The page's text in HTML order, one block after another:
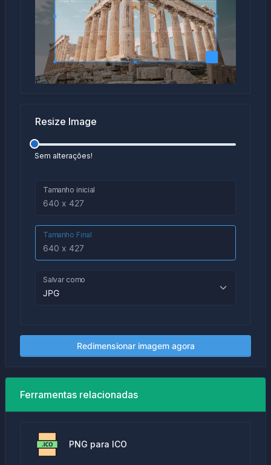
Resize Image
Sem alterações!
Tamanho inicial
Tamanho Final
Salvar como
Redimensionar imagem agora
Ferramentas relacionadas
PNG para ICO